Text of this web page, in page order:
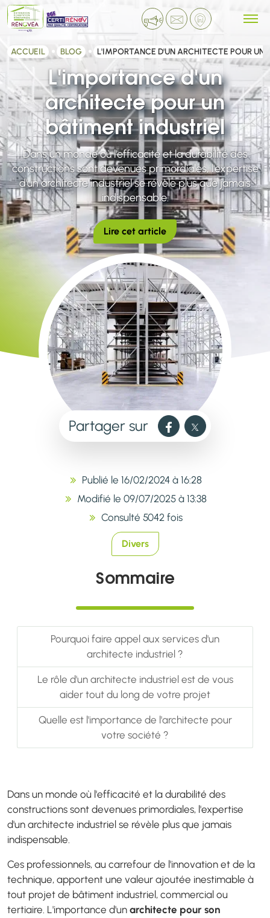
ACCUEIL BLOG L'IMPORTANCE D'UN ARCHITECTE POUR UN
L'importance d'un
architecte pour un
bâtiment industriel
Dans un monde où l'efficacité et la durabilité des
constructions sont devenues primordiales, l'expertise
d'un architecte industriel se révèle plus que jamais
indispensable.
Lire cet article
Partager sur
Dans un monde où l'efficacité et la durabilité des
constructions sont devenues primordiales, l'expertise
d'un architecte industriel se révèle plus que jamais
indispensable.
Ces professionnels, au carrefour de l'innovation et de la
technique, apportent une valeur ajoutée inestimable à
tout projet de bâtiment industriel, commercial ou
tertiaire. L'importance d'un architecte pour son
Publié le 16/02/2024 à 16:28
Modifié le 09/07/2025 à 13:38
Consulté 5042 fois
Divers
Sommaire
Pourquoi faire appel aux services d'un
architecte industriel ?
Le rôle d'un architecte industriel est de vous
aider tout du long de votre projet
Quelle est l'importance de l'architecte pour
votre société ?